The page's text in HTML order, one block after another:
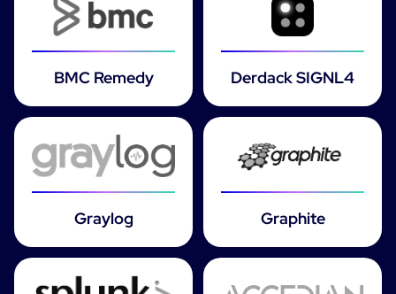
BMC Remedy Derdack SIGNL4
Graylog Graphite